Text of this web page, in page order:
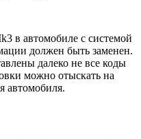
в автомобиле с системой
должен быть заменен.
далеко не все коды
можно отыскать на
автомобиля.